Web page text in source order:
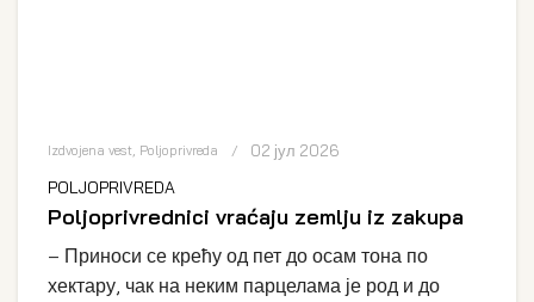
Izdvojena vest Poljoprivreda 02 јул 2026
POLJOPRIVREDA
Poljoprivrednici vraćaju zemlju iz zakupa
– Приноси се крећу од пет до осам тона по
хектару, чак на неким парцелама је род и до